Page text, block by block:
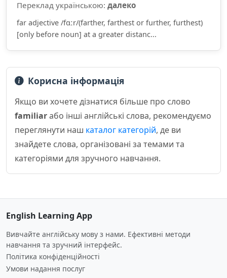
Переклад українською: далеко
far adjective /fɑːr/(farther, farthest or further, furthest)
[only before noun] at a greater distanc...
Корисна інформація
Якщо ви хочете дізнатися більше про слово
familiarабо інші англійські слова, рекомендуємо
переглянути наш каталог категорій, де ви
знайдете слова, організовані за темами та
категоріями для зручного навчання.
English Learning App
Вивчайте англійську мову з нами. Ефективні методи
навчання та зручний інтерфейс.
Політика конфіденційності
Умови надання послуг